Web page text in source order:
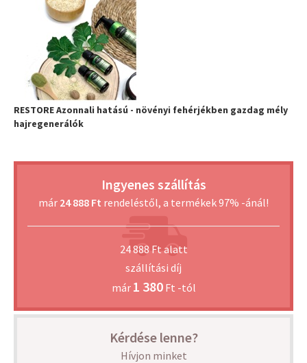
RESTORE Azonnali hatású - növényi fehérjékben gazdag mély
hajregenerálók
Ingyenes szállítás
már 24 888 Ft rendeléstől, a termékek 97% -ánál!
24 888 Ft alatt
szállítási díj
már 1 380Ft -tól
Kérdése lenne?
Hívjon minket